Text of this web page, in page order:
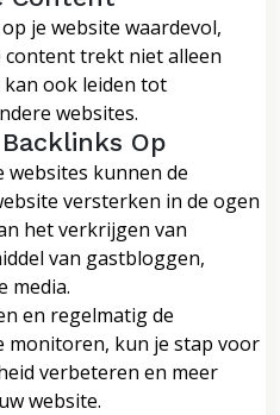
je website waardevol,
content trekt niet alleen
kan ook leiden tot
websites.
Op
websites kunnen de
versterken in de ogen
het verkrijgen van
van gastbloggen,
media.
en regelmatig de
monitoren, kun je stap voor
verbeteren en meer
website.